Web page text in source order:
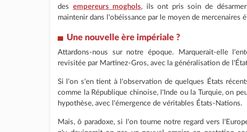
des empereurs moghols, ils ont pris soin de
maintenir dans l'obéissance par le moyen de mercenaires
Une nouvelle ère impériale ?
Attardons-nous sur notre époque. Marquerait-elle
revisitée par Martinez-Gros, avec la généralisation de
Si l'on s'en tient à l'observation de quelques États
comme la République chinoise, l'Inde ou la Turquie, on
hypothèse, avec l'émergence de véritables États-Nations.
Mais, ô paradoxe, si l'on tourne notre regard vers